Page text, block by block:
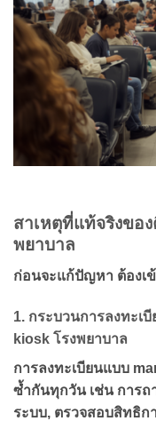
สาเหตุที่แท้จริงขอ
พยาบาล
ก่อนจะแก้ปัญหา ต้องเ
1. กระบวนการลงทะเ
kiosk โรงพยาบาล
การลงทะเบียนแบบ
ซ้ำกันทุกวัน เช่น การ
ระบบ, ตรวจสอบสิทธิก